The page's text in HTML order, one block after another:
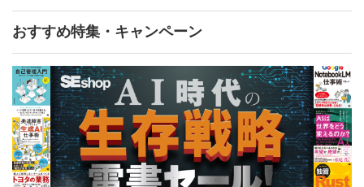
おすすめ特集・キャンペーン